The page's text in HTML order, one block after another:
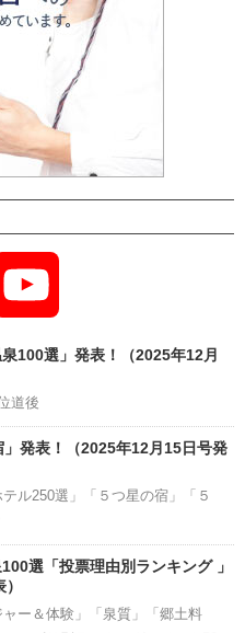
Channel
100選」発表！（2025年12月
道後
発表！（2025年12月15日号発
ル250選」「５つ星の宿」「５
選「投票理由別ランキング 」
ャー＆体験」「泉質」「郷土料